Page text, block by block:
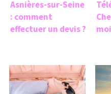
Asnières-sur-Seine
: comment
effectuer un devis ?